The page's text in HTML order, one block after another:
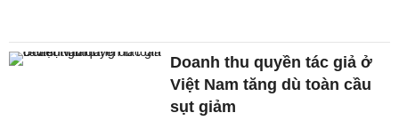
Doanh thu quyền tác giả ở
Việt Nam tăng dù toàn cầu
sụt giảm